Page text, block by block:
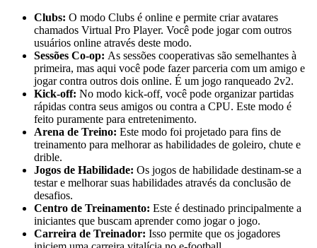
Clubs: O modo Clubs é online e permite criar avatares
chamados Virtual Pro Player. Você pode jogar com outros
usuários online através deste modo.
Sessões Co-op: As sessões cooperativas são semelhantes à
primeira, mas aqui você pode fazer parceria com um amigo e
jogar contra outros dois online. É um jogo ranqueado 2v2.
Kick-off: No modo kick-off, você pode organizar partidas
rápidas contra seus amigos ou contra a CPU. Este modo é
feito puramente para entretenimento.
Arena de Treino: Este modo foi projetado para fins de
treinamento para melhorar as habilidades de goleiro, chute e
drible.
Jogos de Habilidade: Os jogos de habilidade destinam-se a
testar e melhorar suas habilidades através da conclusão de
desafios.
Centro de Treinamento: Este é destinado principalmente a
iniciantes que buscam aprender como jogar o jogo.
Carreira de Treinador: Isso permite que os jogadores